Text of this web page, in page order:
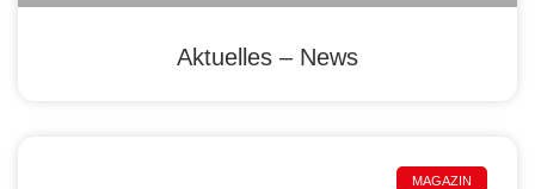
Aktuelles – News
MAGAZIN